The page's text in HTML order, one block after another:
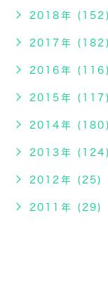
2018年 (152)
2017年 (182)
2016年 (116)
2015年 (117)
2014年 (180)
2013年 (124)
2012年 (25)
2011年 (29)